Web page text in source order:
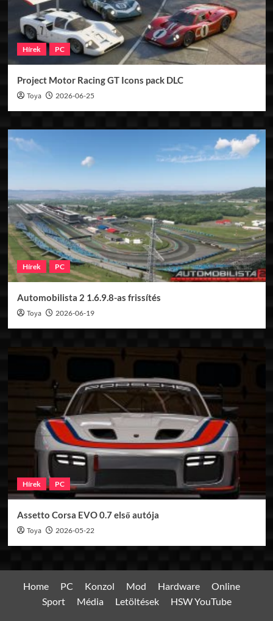
Hírek PC
Project Motor Racing GT Icons pack DLC
Toya 2026-06-25
Hírek PC
Automobilista 2 1.6.9.8-as frissítés
Toya 2026-06-19
Hírek PC
Assetto Corsa EVO 0.7 első autója
Toya 2026-05-22
Home PC Konzol Mod Hardware
Online
Sport
Média Letöltések HSW YouTube